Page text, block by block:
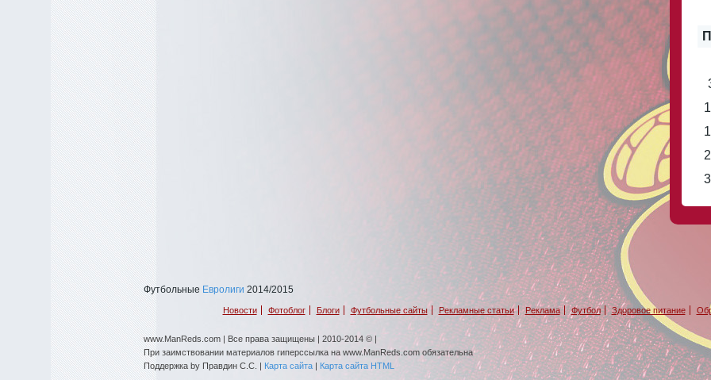
Футбольные Евролиги 2014/2015
Новости Фотоблог Блоги Футбольные сайты Рекламные статьи Реклама Футбол Здоровое питание
www.ManReds.com | Все права защищены | 2010-2014 © |
При заимствовании материалов гиперссылка на www.ManReds.com обязательна
Поддержка by Правдин С.С. | Карта сайта| Карта сайта HTML